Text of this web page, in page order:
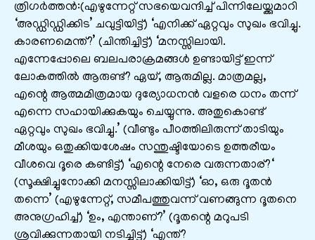
ത്രിഗര്‍ത്തന്‍:(എഴുന്നേറ്റ് സഭയെവന്ദിച്ച് പിന്നിലേയ്ക്കുമാറി
‘അഡ്ഡിഡ്ഡിക്കിട’ ചവുട്ടിയിട്ട്) ‘എനിക്ക് ഏറ്റവും സുഖം ഭവിച്ചു.
കാരണമെന്ത്?’ (ചിന്തിച്ചിട്ട്) ‘മനസ്സിലായി.
എന്നേപ്പോലെ ബലപരാക്രമങ്ങള്‍ ഉണ്ടായിട്ട് ഇന്ന്
ലോകത്തില്‍ ആരുണ്ട്? ഏയ്, ആരുമില്ല. മാത്രമല്ല,
എന്റെ ആത്മമിത്രമായ ദുര്യോധനന്‍ വളരെ ധനം തന്ന്
എന്നെ സഹായിക്കുകയും ചെയ്യുന്നു. അതുകൊണ്ട്
ഏറ്റവും സുഖം ഭവിച്ചു.’ (വീണ്ടും പീഠത്തിലിരുന്ന് താടിയും
മീശയും ഒതുക്കിയശേഷം സന്തുഷ്ടിയോടെ ഉത്തരീയം
വീശവെ ദൂരെ കണ്ടിട്ട്) ‘എന്റെ നേരെ വരുന്നതാര്?‘
(സൂക്ഷിച്ചുനോക്കി മനസ്സിലാക്കിയിട്ട്) ‘ഓ, ഒരു ദൂതന്‍
തന്നെ’ (എഴുന്നേറ്റ്, സമീപത്തുവന്ന് വണങ്ങുന്ന ദൂതനെ
അനുഗ്രഹിച്ച്) ‘ഉം, എന്താണ്?’ (ദൂതന്റെ മറുപടി
ശ്രവിക്കുന്നതായി നടിച്ചിട്ട്) ‘എന്ത്?